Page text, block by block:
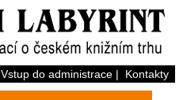
Vstup do administrace| Kontakty